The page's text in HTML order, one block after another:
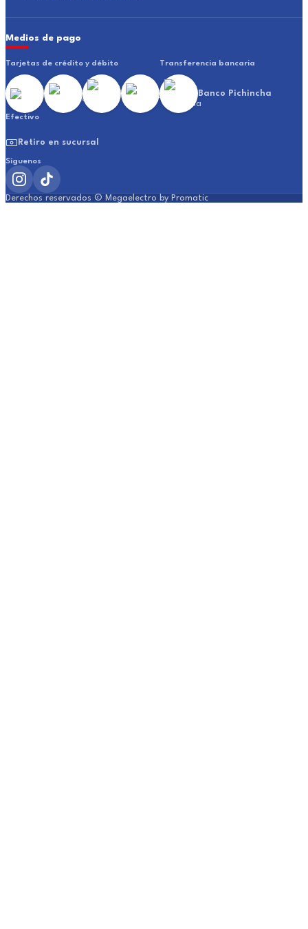
Medios de pago
Tarjetas de crédito y débito Transferencia bancaria
Banco Pichincha
Efectivo
Retiro en sucursal
Síguenos
Derechos reservados © Megaelectro by Promatic